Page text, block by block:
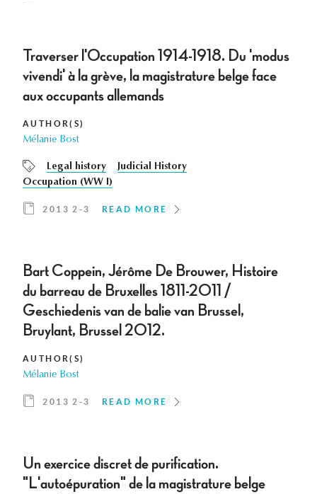
Traverser l'Occupation 1914-1918. Du 'modus
vivendi' à la grève, la magistrature belge face
aux occupants allemands
AUTHOR(S)
Mélanie Bost
Legal history
Judicial History
Occupation (WW I)
2013 2-3 READ MORE
Bart Coppein, Jérôme De Brouwer, Histoire
du barreau de Bruxelles 1811-2011 /
Geschiedenis van de balie van Brussel,
Bruylant, Brussel 2012.
AUTHOR(S)
Mélanie Bost
2013 2-3 READ MORE
Un exercice discret de purification.
"L'autoépuration" de la magistrature belge